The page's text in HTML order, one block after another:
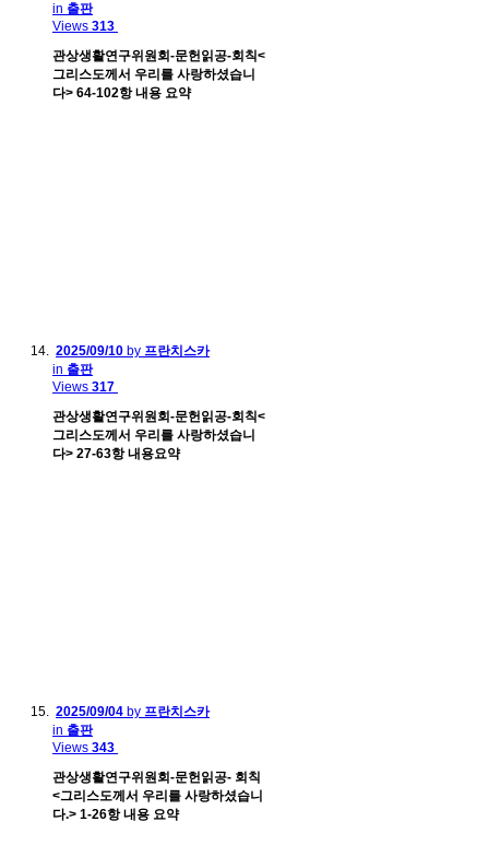
in 출판
Views 313
관상생활연구위원회-문헌읽공-회칙<
그리스도께서 우리를 사랑하셨습니
다> 64-102항 내용 요약
2025/09/10 by 프란치스카
in 출판
Views 317
관상생활연구위원회-문헌읽공-회칙<
그리스도께서 우리를 사랑하셨습니
다> 27-63항 내용요약
2025/09/04 by 프란치스카
in 출판
Views 343
관상생활연구위원회-문헌읽공- 회칙
<그리스도께서 우리를 사랑하셨습니
다.> 1-26항 내용 요약